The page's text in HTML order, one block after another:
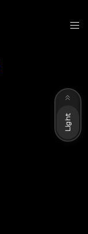
Light
Dark